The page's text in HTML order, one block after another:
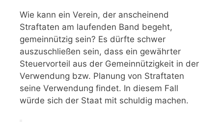
Wie kann ein Verein, der anscheinend
Straftaten am laufenden Band begeht,
gemeinnützig sein? Es dürfte schwer
auszuschließen sein, dass ein gewährter
Steuervorteil aus der Gemeinnützigkeit in der
Verwendung bzw. Planung von Straftaten
seine Verwendung findet. In diesem Fall
würde sich der Staat mit schuldig machen.